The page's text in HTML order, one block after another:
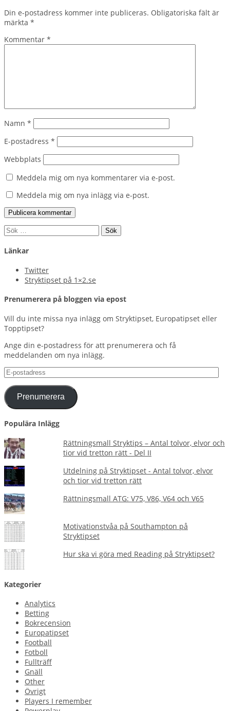
Din e-postadress kommer inte publiceras. Obligatoriska fält är
märkta *
Kommentar *
Namn *
E-postadress *
Webbplats
Meddela mig om nya kommentarer via e-post.
Meddela mig om nya inlägg via e-post.
Sök
Länkar
Twitter
Stryktipset på 1×2.se
Prenumerera på bloggen via epost
Vill du inte missa nya inlägg om Stryktipset, Europatipset eller
Topptipset?
Ange din e-postadress för att prenumerera och få
meddelanden om nya inlägg.
E-
postadress
Prenumerera
Populära Inlägg
Rättningsmall Stryktips – Antal tolvor, elvor och
tior vid tretton rätt - Del II
Utdelning på Stryktipset - Antal tolvor, elvor
och tior vid tretton rätt
Rättningsmall ATG: V75, V86, V64 och V65
Motivationstvåa på Southampton på
Stryktipset
Hur ska vi göra med Reading på Stryktipset?
Kategorier
Analytics
Betting
Bokrecension
Europatipset
Football
Fotboll
Fullträff
Gnäll
Other
Övrigt
Players I remember